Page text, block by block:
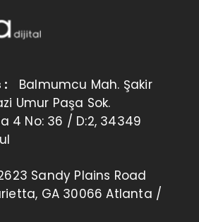
: Balmumcu Mah. Şakir
Umur Paşa Sok.
4 No: 36 / D:2, 34349
Sandy Plains Road
GA 30066 Atlanta /